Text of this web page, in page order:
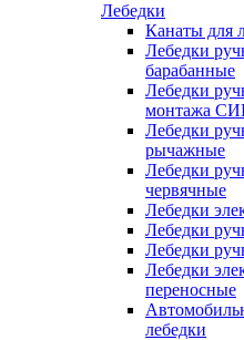
Лебедки
Канаты для
Лебедки
барабанные
Лебедки
монтажа
Лебедки
рычажные
Лебедки
червячные
Лебедки
Лебедки
Лебедки
Лебедки
переносные
лебедки